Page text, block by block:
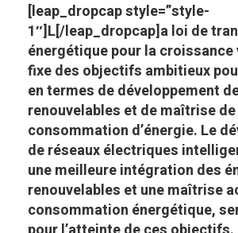
[leap_dropcap style=”style-
1″]L[/leap_dropcap]a loi de
énergétique pour la croissance
fixe des objectifs ambitieux
en termes de développement
renouvelables et de maîtrise
consommation d’énergie. Le
de réseaux électriques
une meilleure intégration des
renouvelables et une maîtrise
consommation énergétique,